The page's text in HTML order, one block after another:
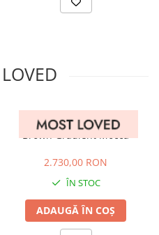
Mykita Mosha C113 722
Brown Gradient Mocca
2.730,00 RON
ÎN STOC
ADAUGĂ ÎN COȘ